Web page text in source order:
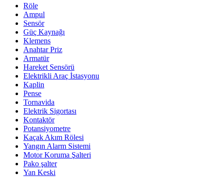
Röle
Ampul
Sensör
Güç Kaynağı
Klemens
Anahtar Priz
Armatür
Hareket Sensörü
Elektrikli Araç İstasyonu
Kaplin
Pense
Tornavida
Elektrik Sigortası
Kontaktör
Potansiyometre
Kaçak Akım Rölesi
Yangın Alarm Sistemi
Motor Koruma Şalteri
Pako şalter
Yan Keski